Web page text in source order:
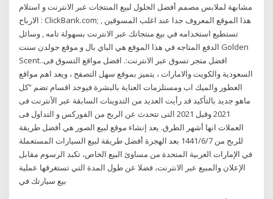
مشابهة لملابس مصمم أفضل الحلول لبيع المنتجات عبر الانترنت و استلام
الارباح : ClickBank.com; هذا الموقع المعروف جدا عند اغلب المسوقين ,
تستطيع استخدامه في بيع منتجاتك عبر الانترنت بسهولة تامه , وسائل
الدفع المتاجه في هذا الموقع هي الباي بال و موقع جولدن سنت Golden
Scent..افضل متجر تسوق عبر الانترنت:. افضل مواقع التسوق فى
السعودية والكويت والامارات ، يتميز بموقع سهل التصفح ، ويعد اهم مواقع
العطور والميك اب ومستلزمات العناية بالبشرة فيوجد اقسام تضم “كل
ماهو جديد بالتأكيد قد رأيت العديد من التدوينات السابقة عبر الأنترنت فى
2021 وقبل 2021 التى تتحدث عن الربح من الفوركس و التداول فى
العملات انها أشهر الطرق. يعد إنشاء موقع لبيع الصور هي أفضل طريقة
للربح من 7‏‏/6‏‏/1441 بعد الهجرة أفضل طريقة لبيع السيارات المستعملة
في الإمارات العربية المتحدة من مساوئ البيع الخاص، تكبد الرسوم مقابل
الإعلان والمبيع عبر الانترنت، فضلا عن طول المدة التي تستغرقها عملية
بيع سيارتك في